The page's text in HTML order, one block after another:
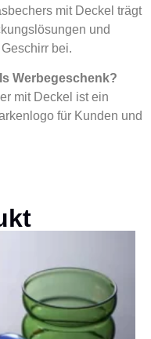
mit Deckel trägt
und
bei.
Werbegeschenk?
mit Deckel ist ein
für Kunden und